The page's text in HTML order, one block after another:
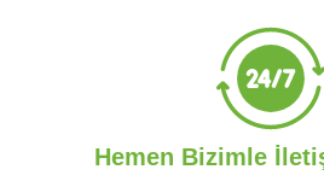
Hemen Bizimle